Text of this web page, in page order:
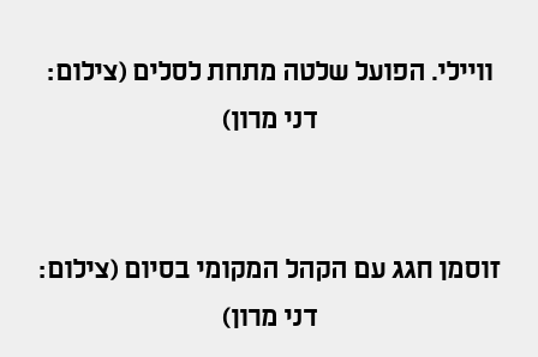
וויילי. הפועל שלטה מתחת לסלים (צילום:
דני מרון)
זוסמן חגג עם הקהל המקומי בסיום (צילום:
דני מרון)